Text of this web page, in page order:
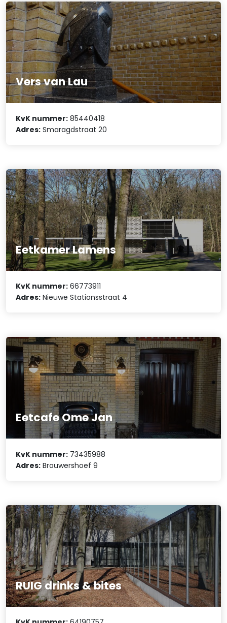
Vers van Lau
KvK nummer: 85440418
Adres: Smaragdstraat 20
Eetkamer Lamens
KvK nummer: 66773911
Adres: Nieuwe Stationsstraat 4
Eetcafe Ome Jan
KvK nummer: 73435988
Adres: Brouwershoef 9
RUIG drinks & bites